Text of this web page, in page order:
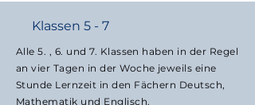
Klassen 5 - 7
Alle 5. , 6. und 7. Klassen haben in der Regel
an vier Tagen in der Woche jeweils eine
Stunde Lernzeit in den Fächern Deutsch,
Mathematik und Englisch.